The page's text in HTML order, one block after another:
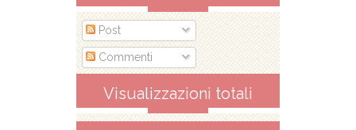
Post
Commenti
Visualizzazioni totali